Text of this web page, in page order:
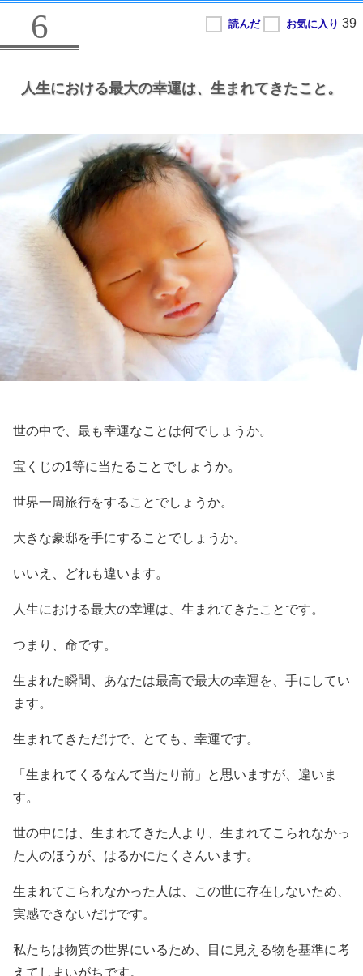
6
人生における最大の幸運は、 生まれてきたこと。
世の中で、最も幸運なことは何でしょうか。
宝くじの1等に当たることでしょうか。
世界一周旅行をすることでしょうか。
大きな豪邸を手にすることでしょうか。
いいえ、どれも違います。
人生における最大の幸運は、生まれてきたことです。
つまり、命です。
生まれた瞬間、あなたは最高で最大の幸運を、手にしてい
ます。
生まれてきただけで、とても、幸運です。
「生まれてくるなんて当たり前」と思いますが、違いま
す。
世の中には、生まれてきた人より、生まれてこられなかっ
た人のほうが、はるかにたくさんいます。
生まれてこられなかった人は、この世に存在しないため、
実感できないだけです。
私たちは物質の世界にいるため、目に見える物を基準に考
えてしまいがちです。